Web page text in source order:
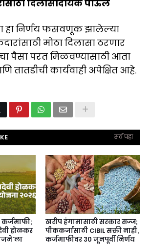
दिलासादायक पाऊल
हा निर्णय फसवणूक झालेल्या
मोठा दिलासा ठरणार
पैसा परत मिळवण्यासाठी आता
तातडीची कार्यवाही अपेक्षित आहे.
सर्व पहा
कर्जमाफी;
होळकर
खरीप हंगामासाठी सरकार सज्ज;
पीककर्जासाठी CIBIL सक्ती नाही,
कर्जमाफीवर ३० जूनपूर्वी निर्णय